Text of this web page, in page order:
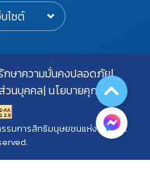
ไซต์
กษาความมั่นคงปลอดภัย
วนบุคคล นโยบายคุกกี้
มการสิทธิมนุษยชนแห่งชาติ. All